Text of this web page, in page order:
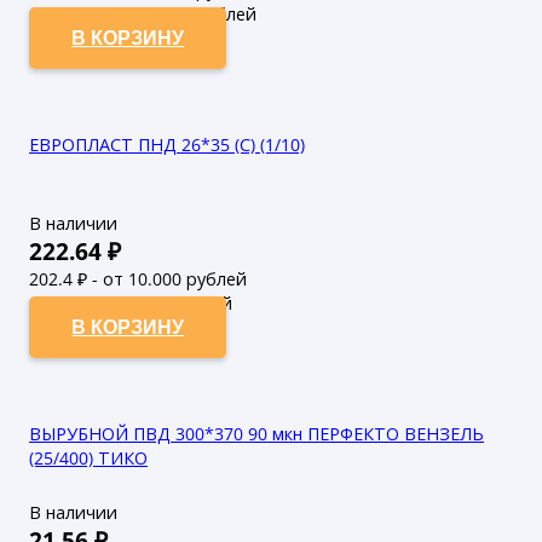
112.63₽ - от 50.000 рублей
В КОРЗИНУ
ЕВРОПЛАСТ ПНД 26*35 (С) (1/10)
В наличии
222.64₽
202.4 ₽ - от 10.000 рублей
184₽ - от 50.000 рублей
В КОРЗИНУ
ВЫРУБНОЙ ПВД 300*370 90 мкн ПЕРФЕКТО ВЕНЗЕЛЬ
(25/400) ТИКО
В наличии